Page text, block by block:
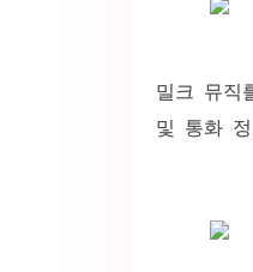
밀크 뮤직
및 통화